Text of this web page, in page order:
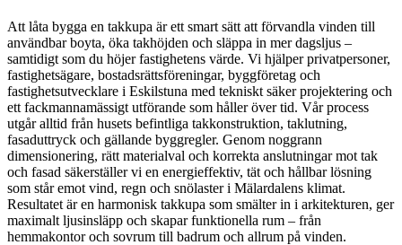
Att låta bygga en takkupa är ett smart sätt att förvandla vinden till
användbar boyta, öka takhöjden och släppa in mer dagsljus –
samtidigt som du höjer fastighetens värde. Vi hjälper privatpersoner,
fastighetsägare, bostadsrättsföreningar, byggföretag och
fastighetsutvecklare i Eskilstuna med tekniskt säker projektering och
ett fackmannamässigt utförande som håller över tid. Vår process
utgår alltid från husets befintliga takkonstruktion, taklutning,
fasaduttryck och gällande byggregler. Genom noggrann
dimensionering, rätt materialval och korrekta anslutningar mot tak
och fasad säkerställer vi en energieffektiv, tät och hållbar lösning
som står emot vind, regn och snölaster i Mälardalens klimat.
Resultatet är en harmonisk takkupa som smälter in i arkitekturen, ger
maximalt ljusinsläpp och skapar funktionella rum – från
hemmakontor och sovrum till badrum och allrum på vinden.